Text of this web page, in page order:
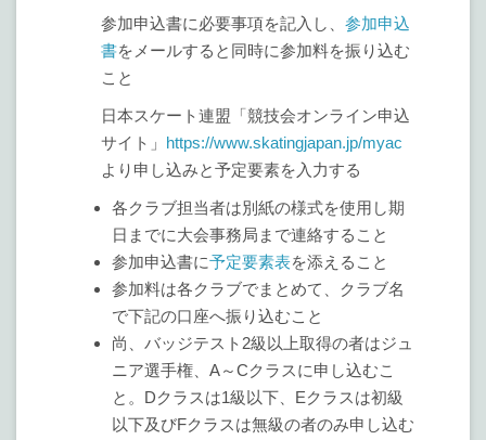
参加申込書に必要事項を記入し、 参加申込
書をメールすると同時に参加料を振り込む
こと
日本スケート連盟「競技会オンライン申込
サイト」 https://www.skatingjapan.jp/myac
より申し込みと予定要素を入力する
各クラブ担当者は別紙の様式を使用し期
日までに大会事務局まで連絡すること
参加申込書に予定要素表を添えること
参加料は各クラブでまとめて、クラブ名
で下記の口座へ振り込むこと
尚、バッジテスト2級以上取得の者はジュ
ニア選手権、A～Cクラスに申し込むこ
と。Dクラスは1級以下、Eクラスは初級
以下及びFクラスは無級の者のみ申し込む